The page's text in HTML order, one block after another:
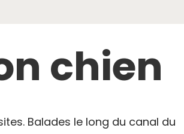
chien
Balades le long du canal du